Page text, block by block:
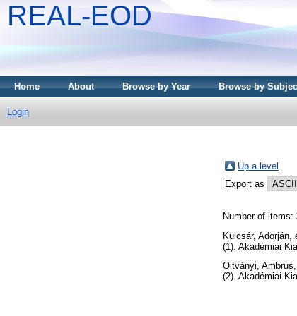
REAL-EOD
Home About Browse by Year Browse by
Login
Up a level
Export as
Number of items:
Kulcsár, Adorján
(1). Akadémiai
Oltványi, Ambrus
(2). Akadémiai